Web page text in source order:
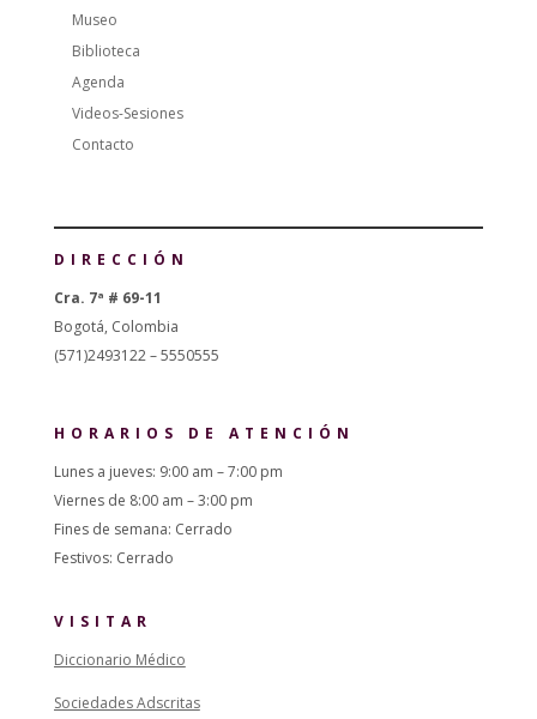
Museo
Biblioteca
Agenda
Videos-Sesiones
Contacto
DIRECCIÓN
Cra. 7ª # 69-11
Bogotá, Colombia
(571)2493122 – 5550555
HORARIOS DE ATENCIÓN
Lunes a jueves: 9:00 am – 7:00 pm
Viernes de 8:00 am – 3:00 pm
Fines de semana: Cerrado
Festivos: Cerrado
VISITAR
Diccionario Médico
Sociedades Adscritas